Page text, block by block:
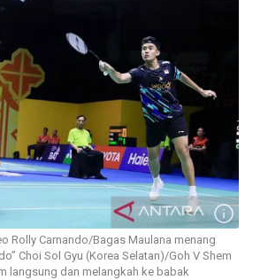
Rolly Carnando/Bagas Maulana menang
Choi Sol Gyu (Korea Selatan)/Goh V Shem
langsung dan melangkah ke babak